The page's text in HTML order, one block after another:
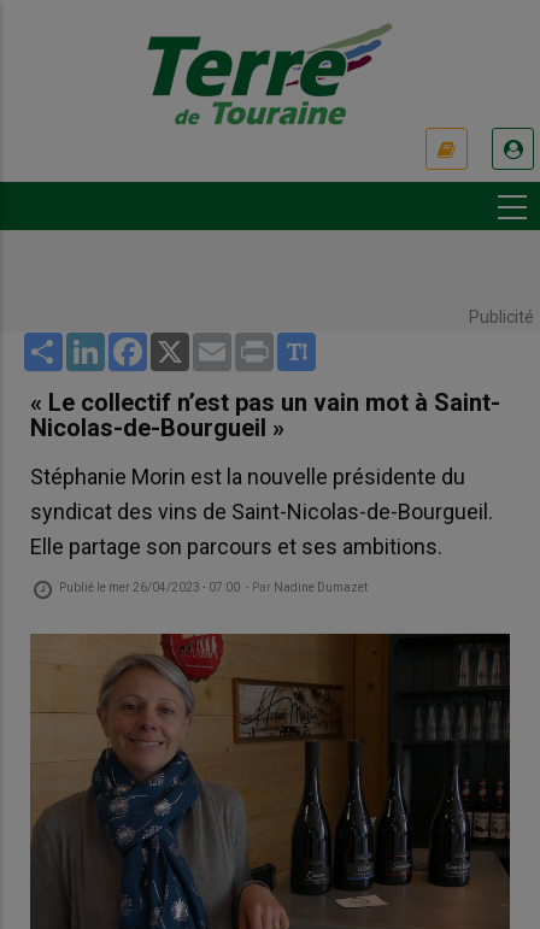
Publicité
Share LinkedInFacebook
X Email Print
« Le collectif n’est pas un vain mot à Saint-
Nicolas-de-Bourgueil »
Stéphanie Morin est la nouvelle présidente du
syndicat des vins de Saint-Nicolas-de-Bourgueil.
Elle partage son parcours et ses ambitions.
Publié le mer 26/04/2023 - 07:00 - Par Nadine Dumazet